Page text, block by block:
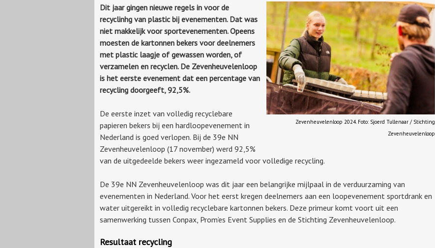
Zevenheuvelenloop 2024. Foto: Sjoerd Tullenaar / Stichting
Zevenheuvelenloop
Dit jaar gingen nieuwe regels in voor de
recyclinhg van plastic bij evenementen. Dat was
niet makkelijk voor sportevenementen. Opeens
moesten de kartonnen bekers voor deelnemers
met plastic laagje of gewassen worden, of
verzamelen en recyclen. De Zevenheuvelenloop
is het eerste evenement dat een percentage van
recycling doorgeeft, 92,5%.
De eerste inzet van volledig recyclebare
papieren bekers bij een hardloopevenement in
Nederland is goed verlopen. Bij de 39e NN
Zevenheuvelenloop (17 november) werd 92,5%
van de uitgedeelde bekers weer ingezameld voor volledige recycling.
De 39e NN Zevenheuvelenloop was dit jaar een belangrijke mijlpaal in de verduurzaming van
evenementen in Nederland. Voor het eerst kregen deelnemers aan een loopevenement sportdrank en
water uitgereikt in volledig recyclebare kartonnen bekers. Deze primeur komt voort uit een
samenwerking tussen Conpax, Prom’es Event Supplies en de Stichting Zevenheuvelenloop.
Resultaat recycling